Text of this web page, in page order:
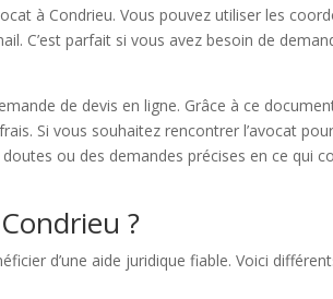
à Condrieu. Vous pouvez utiliser les
C’est parfait si vous avez besoin de
de devis en ligne. Grâce à ce
Si vous souhaitez rencontrer l’avocat
ou des demandes précises en ce qui
?
d’une aide juridique fiable. Voici